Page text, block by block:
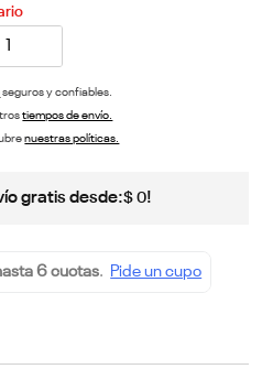
seguros y confiables.
tiempos de envío.
nuestras políticas.
gratis desde:$ 0!